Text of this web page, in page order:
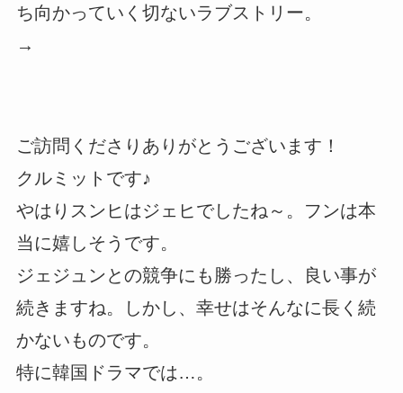
ち向かっていく切ないラブストリー。
→
ご訪問くださりありがとうございます！
クルミットです♪
やはりスンヒはジェヒでしたね～。フンは本
当に嬉しそうです。
ジェジュンとの競争にも勝ったし、良い事が
続きますね。しかし、幸せはそんなに長く続
かないものです。
特に韓国ドラマでは…。